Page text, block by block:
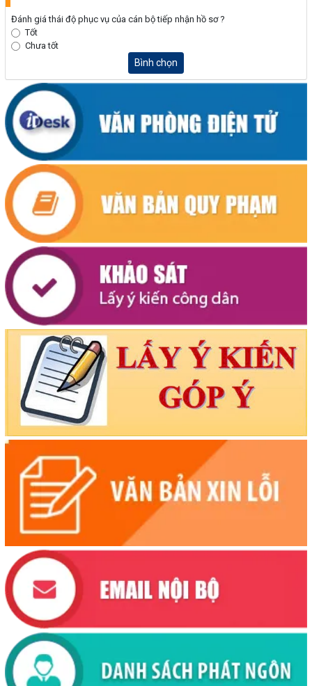
Đánh giá thái độ phục vụ của cán bộ tiếp nhận hồ sơ ?
Tốt
Chưa tốt
Bình chọn